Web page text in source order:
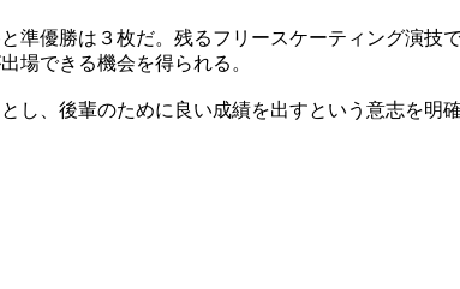
準優勝は３枚だ。残るフリースケーティング演技
場できる機会を得られる。
し、後輩のために良い成績を出すという意志を明